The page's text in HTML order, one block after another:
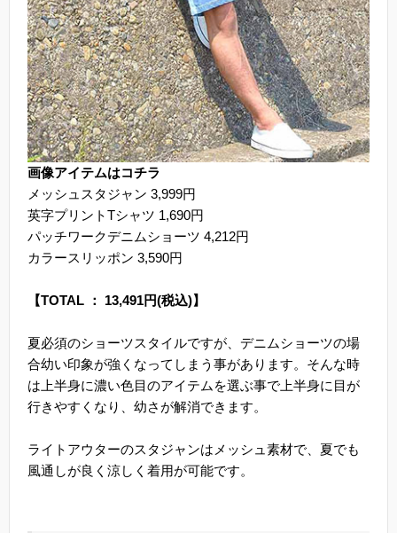
画像アイテムはコチラ
メッシュスタジャン 3,999円
英字プリントTシャツ 1,690円
パッチワークデニムショーツ 4,212円
カラースリッポン 3,590円
【TOTAL ： 13,491円(税込)】
夏必須のショーツスタイルですが、デニムショーツの場
合幼い印象が強くなってしまう事があります。そんな時
は上半身に濃い色目のアイテムを選ぶ事で上半身に目が
行きやすくなり、幼さが解消できます。
ライトアウターのスタジャンはメッシュ素材で、夏でも
風通しが良く涼しく着用が可能です。